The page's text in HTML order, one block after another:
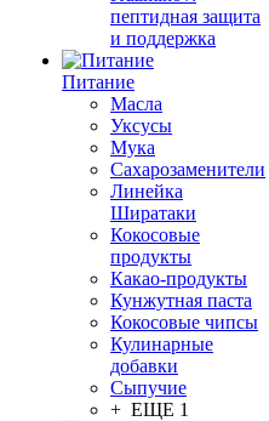
пептидная защита
и поддержка
Питание
Масла
Уксусы
Мука
Сахарозаменители
Линейка
Ширатаки
Кокосовые
продукты
Какао-продукты
Кунжутная паста
Кокосовые чипсы
Кулинарные
добавки
Сыпучие
+ ЕЩЕ 1